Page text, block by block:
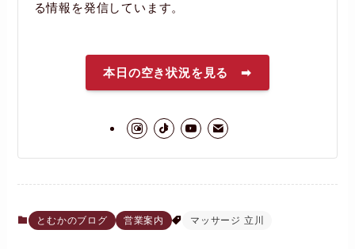
る情報を発信しています。
本日の空き状況を見る ➡
とむかのブログ 営業案内 マッサージ 立川